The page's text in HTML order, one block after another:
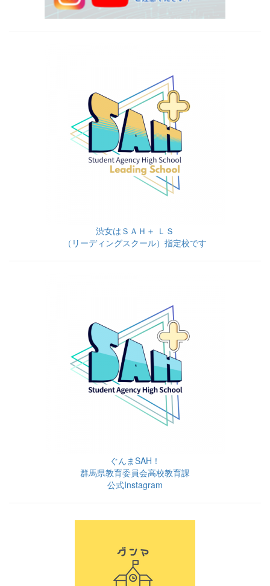
渋女はＳＡＨ＋ ＬＳ
（リーディングスクール）指定校です
ぐんまSAH！
群馬県教育委員会高校教育課
公式Instagram